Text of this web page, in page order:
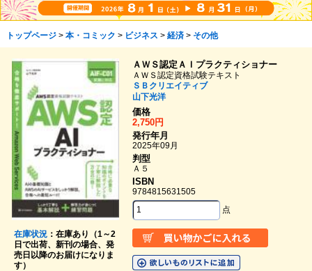
トップページ> 本・コミック > ビジネス > 経済> その他
在庫状況：在庫あり（1～2
日で出荷、新刊の場合、発
売日以降のお届けになりま
す）
ＡＷＳ認定ＡＩプラクティショナー
ＡＷＳ認定資格試験テキスト
ＳＢクリエイティブ
山下光洋
価格
2,750円
発行年月
2025年09月
判型
Ａ５
ISBN
9784815631505
点